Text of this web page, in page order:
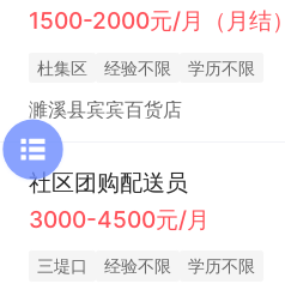
1500-2000元/月（月结）
杜集区 经验不限 学历不限
濉溪县宾宾百货店
社区团购配送员
3000-4500元/月
三堤口 经验不限 学历不限